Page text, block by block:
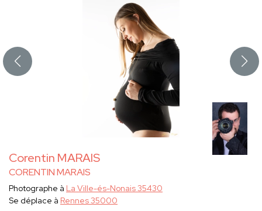
Corentin MARAIS
CORENTIN MARAIS
Photographe à La Ville-és-Nonais 35430
Se déplace à Rennes 35000